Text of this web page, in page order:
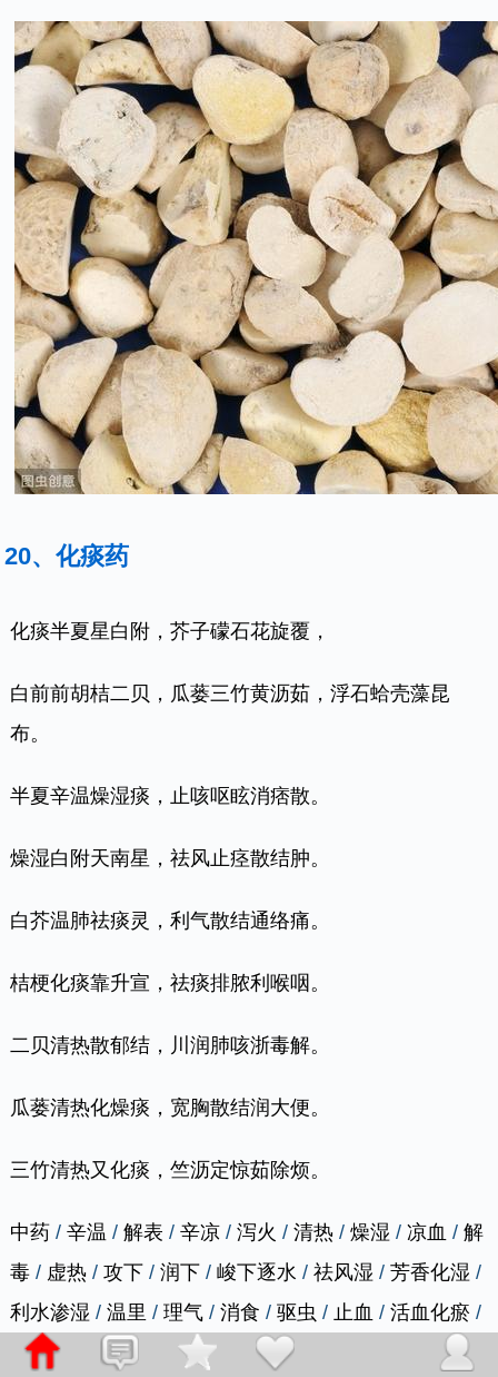
20、化痰药
化痰半夏星白附，芥子礞石花旋覆，
白前前胡桔二贝，瓜蒌三竹黄沥茹，浮石蛤壳藻昆
布。
半夏辛温燥湿痰，止咳呕眩消痞散。
燥湿白附天南星，祛风止痉散结肿。
白芥温肺祛痰灵，利气散结通络痛。
桔梗化痰靠升宣，祛痰排脓利喉咽。
二贝清热散郁结，川润肺咳浙毒解。
瓜蒌清热化燥痰，宽胸散结润大便。
三竹清热又化痰，竺沥定惊茹除烦。
中药 /辛温 /解表 /辛凉 /泻火 /清热 /燥湿 /凉血 /解
毒 / 虚热 /攻下 /润下 /峻下逐水 /祛风湿 /芳香化湿 /
利水渗湿 /温里 /理气 /消食 /驱虫 /止血 /活血化瘀 /
化痰